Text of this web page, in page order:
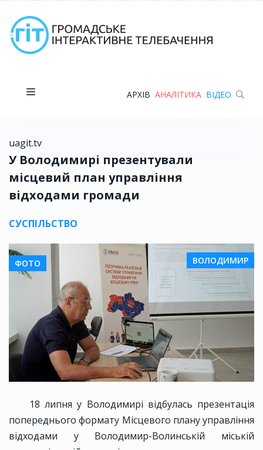
АРХІВ АНАЛІТИКА ВІДЕО
uagit.tv
У Володимирі презентували
місцевий план управління
відходами громади
СУСПІЛЬСТВО
ФОТО ВОЛОДИМИР
18 липня у Володимирі відбулась презентація
попереднього формату Місцевого плану управління
відходами у Володимир-Волинській міській